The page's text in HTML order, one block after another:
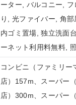
ーター, バルコニー,
り, 光ファイバー, 角
内ゴミ置場, 独立洗面
ーネット利用料無料,
コンビニ（ファミリー
店）157m、スーパー
店）300m、スーパー